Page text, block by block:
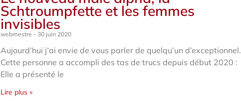
Schtroumpfette et les femmes
invisibles
webmestre 30 juin 2020
Aujourd’hui j’ai envie de vous parler de quelqu’un d’exceptionnel.
Cette personne a accompli des tas de trucs depuis début 2020 :
Elle a présenté le
Lire plus »